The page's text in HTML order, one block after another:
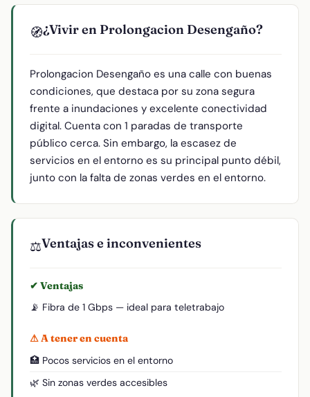
🧭¿Vivir en Prolongacion Desengaño?
Prolongacion Desengaño es una calle con buenas
condiciones, que destaca por su zona segura
frente a inundaciones y excelente conectividad
digital. Cuenta con 1 paradas de transporte
público cerca. Sin embargo, la escasez de
servicios en el entorno es su principal punto débil,
junto con la falta de zonas verdes en el entorno.
⚖️Ventajas e inconvenientes
✔ Ventajas
📡 Fibra de 1 Gbps — ideal para teletrabajo
⚠ A tener en cuenta
🏥 Pocos servicios en el entorno
🌿 Sin zonas verdes accesibles